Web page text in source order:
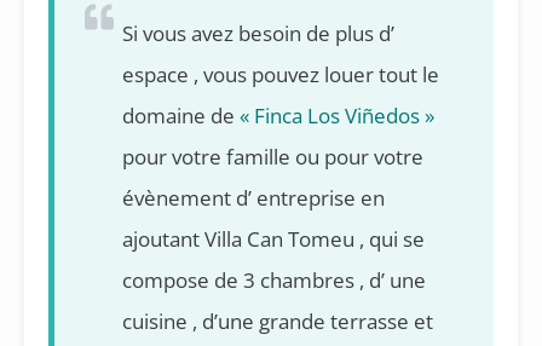
Si vous avez besoin de plus d’
espace , vous pouvez louer tout le
domaine de « Finca Los Viñedos »
pour votre famille ou pour votre
évènement d’ entreprise en
ajoutant Villa Can Tomeu , qui se
compose de 3 chambres , d’ une
cuisine , d’une grande terrasse et